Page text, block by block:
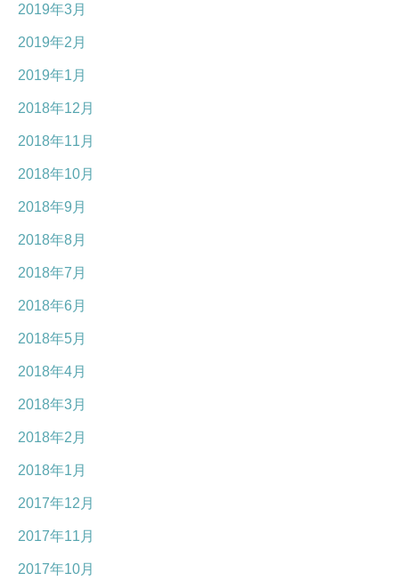
2019年3月
2019年2月
2019年1月
2018年12月
2018年11月
2018年10月
2018年9月
2018年8月
2018年7月
2018年6月
2018年5月
2018年4月
2018年3月
2018年2月
2018年1月
2017年12月
2017年11月
2017年10月